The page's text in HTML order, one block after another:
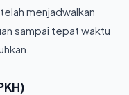
menjadwalkan
sampai tepat waktu